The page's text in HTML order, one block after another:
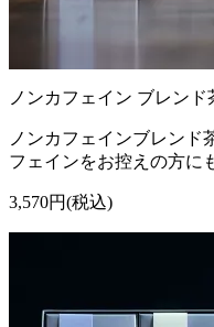
ノンカフェイン ブレン
ノンカフェインブレンド
フェインをお控えの方に
3,570円(税込)